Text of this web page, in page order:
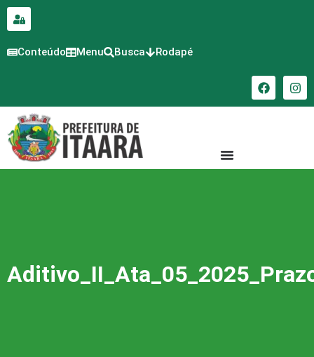
conteúdo
Conteúdo Menu Busca Rodapé